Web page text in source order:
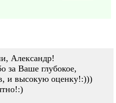
Александр!
за Ваше глубокое,
и высокую оценку!:)))